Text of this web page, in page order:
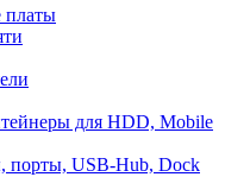
платы
для HDD, Mobile
порты, USB-Hub, Dock